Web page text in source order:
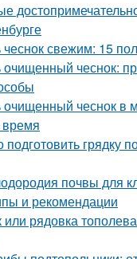
чеснок свежим: 15
очищенный чеснок:
очищенный чеснок в
время
грядку
почвы для
и рекомендации
рядовка